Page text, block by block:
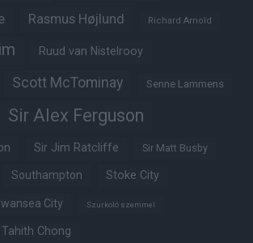
Rasmus Højlund Richard Arnold
Ruud van Nistelrooy
Scott McTominay Senne Lammens
Sir Alex Ferguson
Sir Jim Ratcliffe Sir Matt Busby
Southampton Stoke City
City Szurkoló szemmel
Tahith Chong